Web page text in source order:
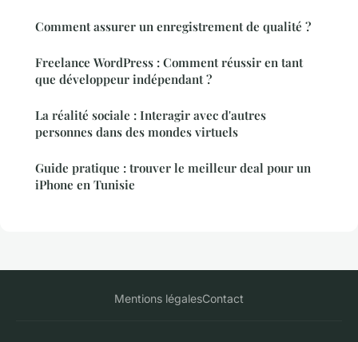
Comment assurer un enregistrement de qualité ?
Freelance WordPress : Comment réussir en tant
que développeur indépendant ?
La réalité sociale : Interagir avec d'autres
personnes dans des mondes virtuels
Guide pratique : trouver le meilleur deal pour un
iPhone en Tunisie
Mentions légalesContact